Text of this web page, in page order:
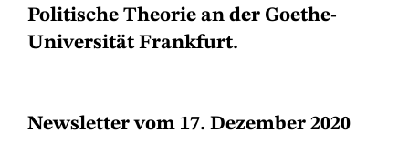
Politische Theorie an der Goethe-
Universität Frankfurt.
Newsletter vom 17. Dezember 2020